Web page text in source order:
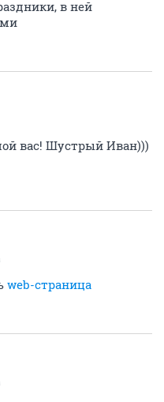
в ней
вас! Шустрый Иван)))
web-страница